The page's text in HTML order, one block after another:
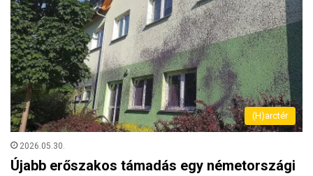
(H)arctér
2026.05.30.
Újabb erőszakos támadás egy németországi